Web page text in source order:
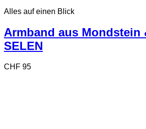
Alles auf einen Blick
Armband aus Mondstein
SELEN
CHF 95